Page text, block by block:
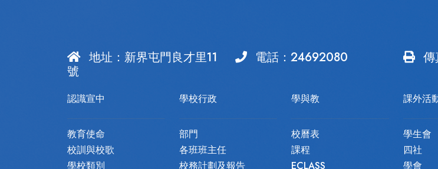
地址： 新界屯門良才里11
號
電話： 24692080
認識宣中
教育使命
校訓與校歌
學校類別
學校行政
部門
各班班主任
校務計劃及報告
學與教
校曆表
課程
ECLASS
課外活
學生會
四社
學會